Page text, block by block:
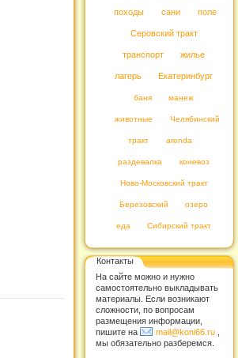
походы сани поле
Серовский тракт
транспорт жилье
лагерь Екатеринбург
баня манеж
животные Челябинский
тракт arenda
раздевалка коневоз
Ново-Московский тракт
Березовский озеро
еда Сибирский тракт
Контакты
На сайте можно и нужно
самостоятельно выкладывать
материалы. Если возникают
сложности, по вопросам
размещения информации,
пишите на
mail@koni66.ru
мы обязательно разберемся.